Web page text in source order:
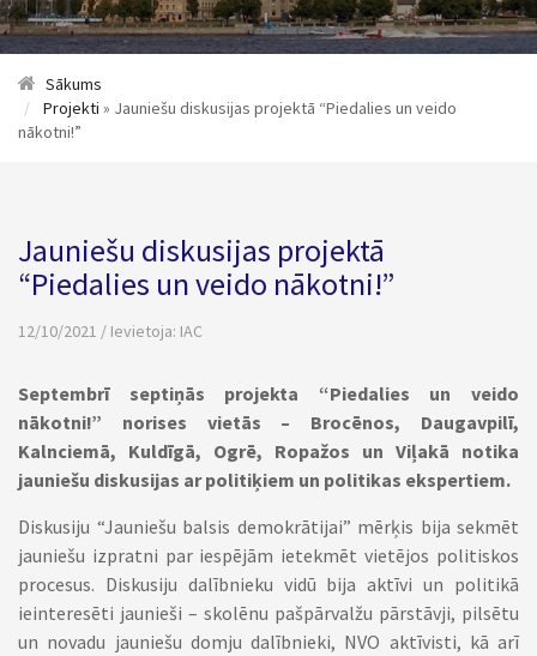
Sākums
Projekti » Jauniešu diskusijas projektā “Piedalies un veido
nākotni!”
Jauniešu diskusijas projektā
“Piedalies un veido nākotni!”
12/10/2021 / Ievietoja: IAC
Septembrī septiņās projekta “Piedalies un veido
nākotni!” norises vietās – Brocēnos, Daugavpilī,
Kalnciemā, Kuldīgā, Ogrē, Ropažos un Viļakā notika
jauniešu diskusijas ar politiķiem un politikas ekspertiem.
Diskusiju “Jauniešu balsis demokrātijai” mērķis bija sekmēt
jauniešu izpratni par iespējām ietekmēt vietējos politiskos
procesus. Diskusiju dalībnieku vidū bija aktīvi un politikā
ieinteresēti jaunieši – skolēnu pašpārvalžu pārstāvji, pilsētu
un novadu jauniešu domju dalībnieki, NVO aktīvisti, kā arī